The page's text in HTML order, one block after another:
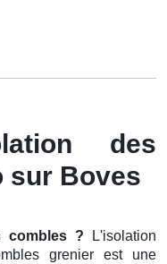
des
sur Boves
combles ? L'isolation
grenier est une